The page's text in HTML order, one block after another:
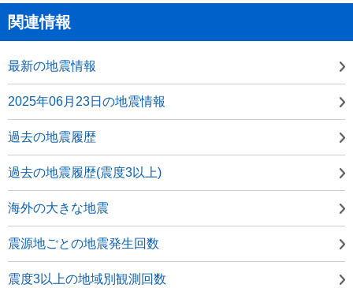
関連情報
最新の地震情報
2025年06月23日の地震情報
過去の地震履歴
過去の地震履歴(震度3以上)
海外の大きな地震
震源地ごとの地震発生回数
震度3以上の地域別観測回数